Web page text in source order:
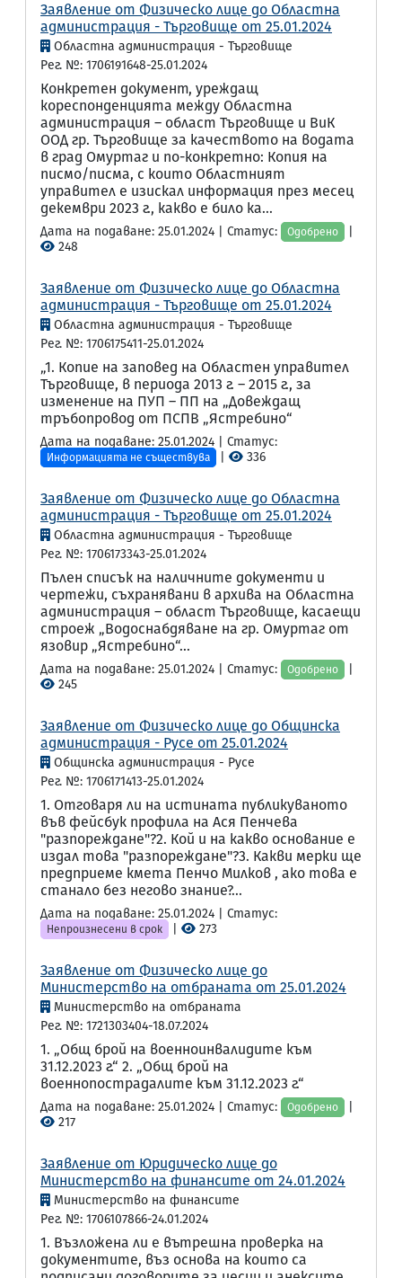
Заявление от Физическо лице до Областна
администрация - Търговище от 25.01.2024
Областна администрация - Търговище
Рег. №: 1706191648-25.01.2024
Конкретен документ, уреждащ
кореспонденцията между Областна
администрация – област Търговище и ВиК
ООД гр. Търговище за качеството на водата
в град Омуртаг и по-конкретно: Копия на
писмо/писма, с които Областният
управител е изискал информация през месец
декември 2023 г., какво е било ка...
Дата на подаване: 25.01.2024 | Статус: Одобрено
248
Заявление от Физическо лице до Областна
администрация - Търговище от 25.01.2024
Областна администрация - Търговище
Рег. №: 1706175411-25.01.2024
„1. Копие на заповед на Областен управител
Търговище, в периода 2013 г. – 2015 г., за
изменение на ПУП – ПП на „Довеждащ
тръбопровод от ПСПВ „Ястребино“
Дата на подаване: 25.01.2024 | Статус:
Информацията не съществува 336
Заявление от Физическо лице до Областна
администрация - Търговище от 25.01.2024
Областна администрация - Търговище
Рег. №: 1706173343-25.01.2024
Пълен списък на наличните документи и
чертежи, съхранявани в архива на Областна
администрация – област Търговище, касаещи
строеж „Водоснабдяване на гр. Омуртаг от
язовир „Ястребино“...
Дата на подаване: 25.01.2024 | Статус: Одобрено
245
Заявление от Физическо лице до Общинска
администрация - Русе от 25.01.2024
Общинска администрация - Русе
Рег. №: 1706171413-25.01.2024
1. Отговаря ли на истината публикуваното
във фейсбук профила на Ася Пенчева
"разпореждане"?2. Кой и на какво основание е
издал това "разпореждане"?3. Какви мерки ще
предприеме кмета Пенчо Милков , ако това е
станало без негово знание?...
Дата на подаване: 25.01.2024 | Статус:
Непроизнесени в срок 273
Заявление от Физическо лице до
Министерство на отбраната от 25.01.2024
Министерство на отбраната
Рег. №: 1721303404-18.07.2024
1. „Общ брой на военноинвалидите към
31.12.2023 г.“ 2. „Общ брой на
военнопострадалите към 31.12.2023 г.“
Дата на подаване: 25.01.2024 | Статус: Одобрено
217
Заявление от Юридическо лице до
Министерство на финансите от 24.01.2024
Министерство на финансите
Рег. №: 1706107866-24.01.2024
1. Възложена ли е вътрешна проверка на
документите, въз основа на които са